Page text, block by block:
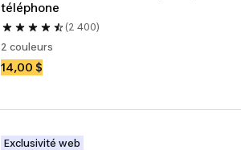
téléphone
(2 400)
2 couleurs
14,00 $
Exclusivité web